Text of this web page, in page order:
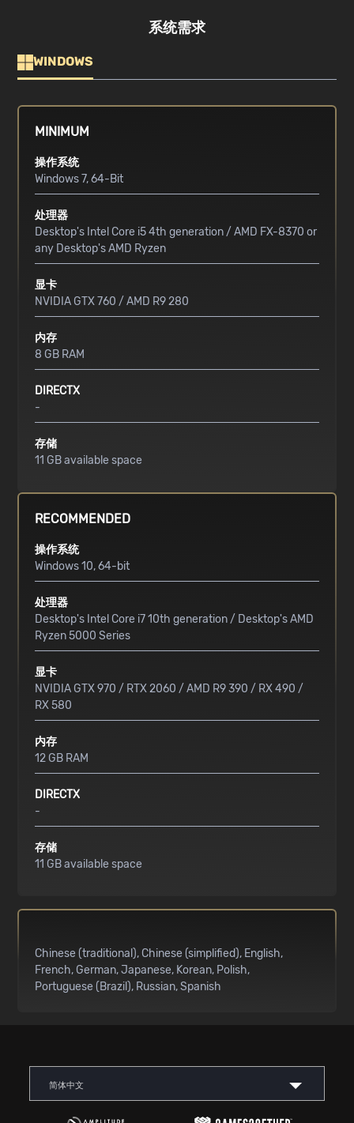
系统需求
WINDOWS
MINIMUM
操作系统
Windows 7, 64-Bit
处理器
Desktop's Intel Core i5 4th generation / AMD FX-8370 or
any Desktop's AMD Ryzen
显卡
NVIDIA GTX 760 / AMD R9 280
内存
8 GB RAM
DIRECTX
-
存储
11 GB available space
RECOMMENDED
操作系统
Windows 10, 64-bit
处理器
Desktop's Intel Core i7 10th generation / Desktop's AMD
Ryzen 5000 Series
显卡
NVIDIA GTX 970 / RTX 2060 / AMD R9 390 / RX 490 /
RX 580
内存
12 GB RAM
DIRECTX
-
存储
11 GB available space
Chinese (traditional) Chinese (simplified) English
French German Japanese Korean Polish
Portuguese (Brazil) Russian Spanish
简体中文